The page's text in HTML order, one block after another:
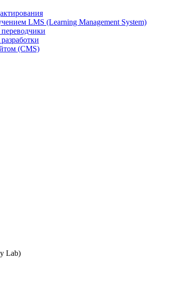
LMS (Learning Management System)
(CMS)
Lab)